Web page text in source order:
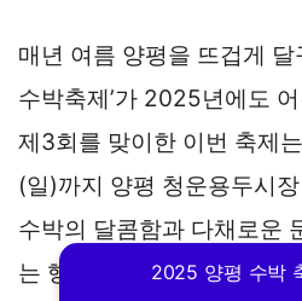
2025 양평 수박
매년 여름 양평을 뜨겁게 달
수박축제’가 2025년에도
제3회를 맞이한 이번 축제
(일)까지 양평 청운용두시
수박의 달콤함과 다채로운
는 행사로 기대를 모으고